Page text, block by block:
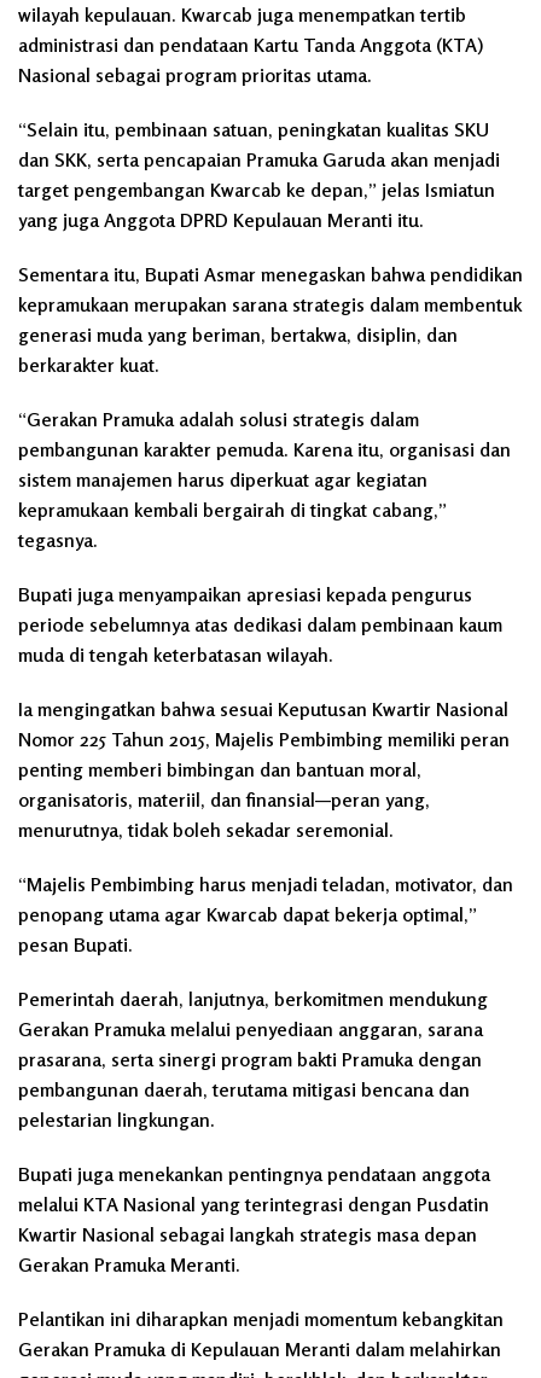
wilayah kepulauan. Kwarcab juga menempatkan tertib
administrasi dan pendataan Kartu Tanda Anggota (KTA)
Nasional sebagai program prioritas utama.
“Selain itu, pembinaan satuan, peningkatan kualitas SKU
dan SKK, serta pencapaian Pramuka Garuda akan menjadi
target pengembangan Kwarcab ke depan,” jelas Ismiatun
yang juga Anggota DPRD Kepulauan Meranti itu.
Sementara itu, Bupati Asmar menegaskan bahwa pendidikan
kepramukaan merupakan sarana strategis dalam membentuk
generasi muda yang beriman, bertakwa, disiplin, dan
berkarakter kuat.
“Gerakan Pramuka adalah solusi strategis dalam
pembangunan karakter pemuda. Karena itu, organisasi dan
sistem manajemen harus diperkuat agar kegiatan
kepramukaan kembali bergairah di tingkat cabang,”
tegasnya.
Bupati juga menyampaikan apresiasi kepada pengurus
periode sebelumnya atas dedikasi dalam pembinaan kaum
muda di tengah keterbatasan wilayah.
Ia mengingatkan bahwa sesuai Keputusan Kwartir Nasional
Nomor 225 Tahun 2015, Majelis Pembimbing memiliki peran
penting memberi bimbingan dan bantuan moral,
organisatoris, materiil, dan finansial—peran yang,
menurutnya, tidak boleh sekadar seremonial.
“Majelis Pembimbing harus menjadi teladan, motivator, dan
penopang utama agar Kwarcab dapat bekerja optimal,”
pesan Bupati.
Pemerintah daerah, lanjutnya, berkomitmen mendukung
Gerakan Pramuka melalui penyediaan anggaran, sarana
prasarana, serta sinergi program bakti Pramuka dengan
pembangunan daerah, terutama mitigasi bencana dan
pelestarian lingkungan.
Bupati juga menekankan pentingnya pendataan anggota
melalui KTA Nasional yang terintegrasi dengan Pusdatin
Kwartir Nasional sebagai langkah strategis masa depan
Gerakan Pramuka Meranti.
Pelantikan ini diharapkan menjadi momentum kebangkitan
Gerakan Pramuka di Kepulauan Meranti dalam melahirkan